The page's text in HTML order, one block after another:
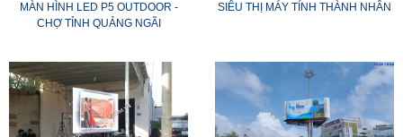
MÀN HÌNH LED P5 OUTDOOR -
CHỢ TỈNH QUẢNG NGÃI
SIÊU THỊ MÁY TÍNH THÀNH NHÂN